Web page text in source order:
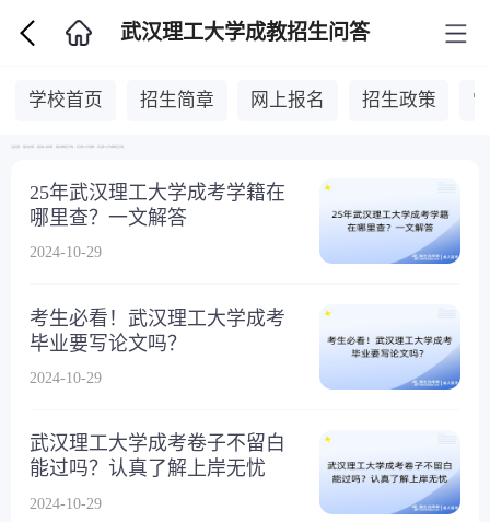
武汉理工大学成教招生问答
学校首页 招生简章 网上报名 招生政策
25年武汉理工大学成考学籍在
哪里查？一文解答
2024-10-29
考生必看！武汉理工大学成考
毕业要写论文吗？
2024-10-29
武汉理工大学成考卷子不留白
能过吗？认真了解上岸无忧
2024-10-29